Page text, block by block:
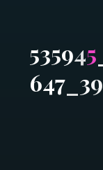
535945
647 39